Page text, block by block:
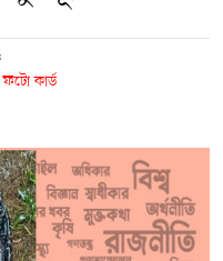
ফটো কার্ড